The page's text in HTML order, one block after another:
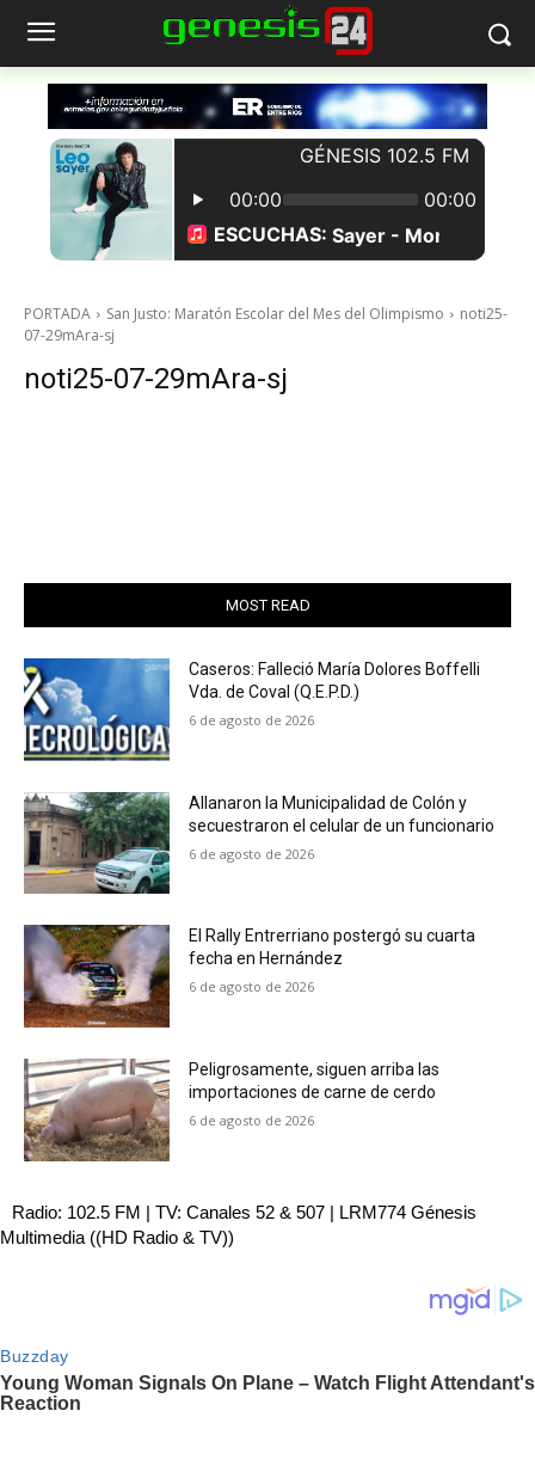
PORTADA San Justo: Maratón Escolar del Mes del Olimpismo
noti25-
07-29mAra-sj
noti25-07-29mAra-sj
MOST READ
Caseros: Falleció María Dolores Boffelli
Vda. de Coval (Q.E.P.D.)
6 de agosto de 2026
Allanaron la Municipalidad de Colón y
secuestraron el celular de un funcionario
6 de agosto de 2026
El Rally Entrerriano postergó su cuarta
fecha en Hernández
6 de agosto de 2026
Peligrosamente, siguen arriba las
importaciones de carne de cerdo
6 de agosto de 2026
Radio: 102.5 FM | TV: Canales 52 & 507 | LRM774 Génesis
Multimedia ((HD Radio & TV))